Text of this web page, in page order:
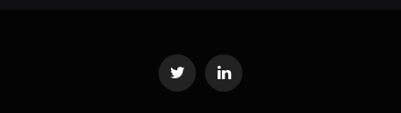
Twitter LinkedIn